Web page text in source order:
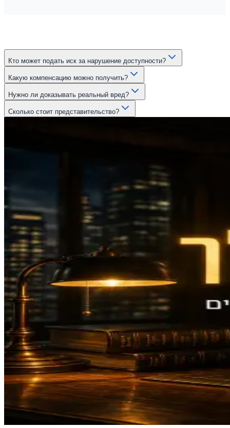
Кто может подать иск за нарушение доступности?
Какую компенсацию можно получить?
Нужно ли доказывать реальный вред?
Сколько стоит представительство?